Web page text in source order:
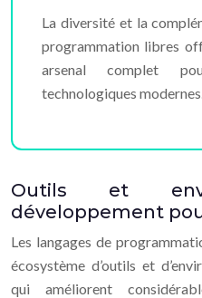
La diversité et la
programmation libres
arsenal complet
technologiques
Outils et
développement
Les langages de
écosystème d’outils et
qui améliorent